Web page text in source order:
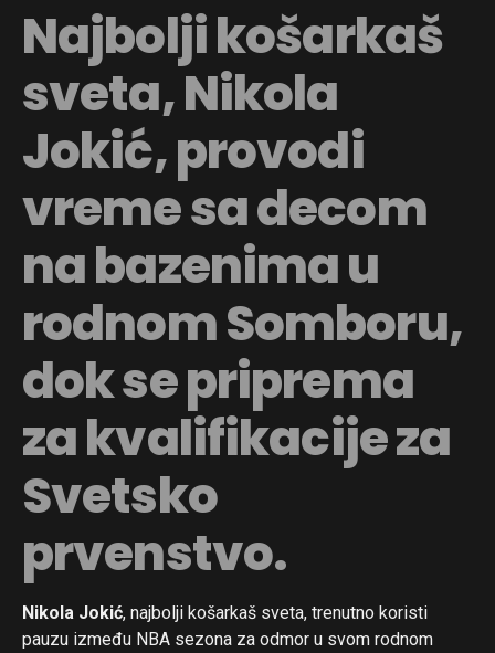
Najbolji košarkaš
sveta, Nikola
Jokić, provodi
vreme sa decom
na bazenima u
rodnom Somboru,
dok se priprema
za kvalifikacije za
Svetsko
prvenstvo.
Nikola Jokić, najbolji košarkaš sveta, trenutno koristi
pauzu između NBA sezona za odmor u svom rodnom